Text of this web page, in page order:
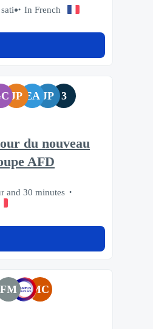
In French
JP EA JP 3
du nouveau
AFD
and 30 minutes
FM MC